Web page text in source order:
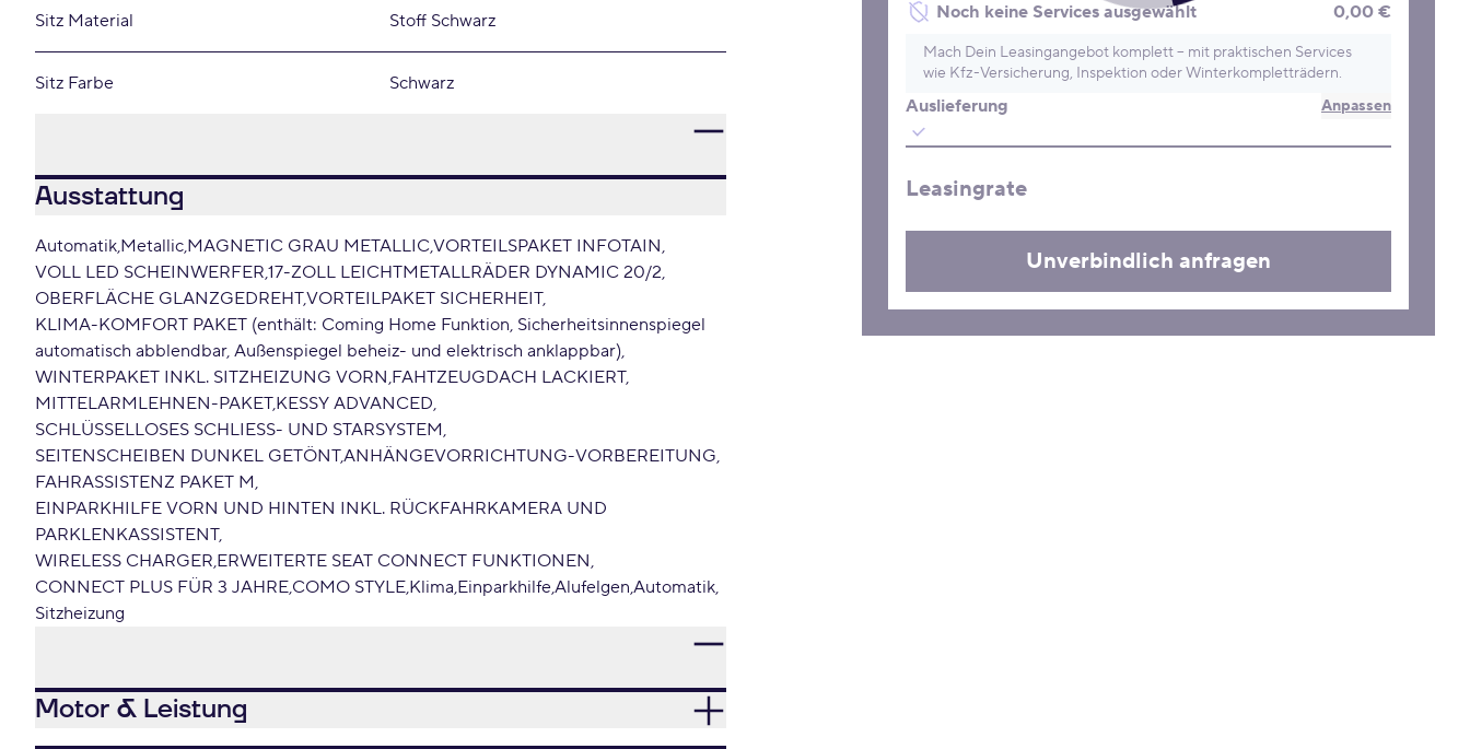
Noch keine Services ausgewählt 0,00 €
Mach Dein Leasingangebot komplett – mit praktischen Services
wie Kfz-Versicherung, Inspektion oder Winterkompletträdern.
Auslieferung Anpassen
Leasingrate
Unverbindlich anfragen
Sitz Material Stoff Schwarz
Sitz Farbe Schwarz
Ausstattung
Automatik Metallic MAGNETIC GRAU METALLICVORTEILSPAKET INFOTAIN
VOLL LED SCHEINWERFER 17-ZOLL LEICHTMETALLRÄDER DYNAMIC 20/2
OBERFLÄCHE GLANZGEDREHTVORTEILPAKET SICHERHEIT
KLIMA-KOMFORT PAKET (enthält: Coming Home Funktion, Sicherheitsinnenspiegel
automatisch abblendbar, Außenspiegel beheiz- und elektrisch anklappbar)
WINTERPAKET INKL. SITZHEIZUNG VORN FAHTZEUGDACH LACKIERT
MITTELARMLEHNEN-PAKET KESSY ADVANCED
SCHLÜSSELLOSES SCHLIESS- UND STARSYSTEM
SEITENSCHEIBEN DUNKEL GETÖNTANHÄNGEVORRICHTUNG-VORBEREITUNG
FAHRASSISTENZ PAKET M
EINPARKHILFE VORN UND HINTEN INKL. RÜCKFAHRKAMERA UND
PARKLENKASSISTENT
WIRELESS CHARGER ERWEITERTE SEAT CONNECT FUNKTIONEN
CONNECT PLUS FÜR 3 JAHRE COMO STYLE Klima EinparkhilfeAlufelgen Automatik
Sitzheizung
Motor & Leistung